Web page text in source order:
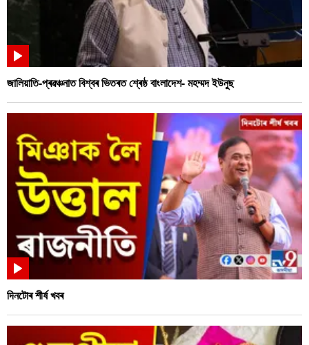
জালিয়াতি-প্ৰৱঞ্চনাত বিশ্বৰ ভিতৰত শ্ৰেষ্ঠ বাংলাদেশ- মহম্মদ ইউনুছ
দিনটোৰ শীৰ্ষ খবৰ